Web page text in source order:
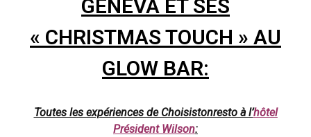
GENEVA ET SES
« CHRISTMAS TOUCH » AU
GLOW BAR:
Toutes les expériences de Choisistonresto à l’hôtel
Président Wilson: